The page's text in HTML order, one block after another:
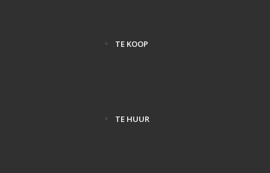
TE KOOP
TE HUUR